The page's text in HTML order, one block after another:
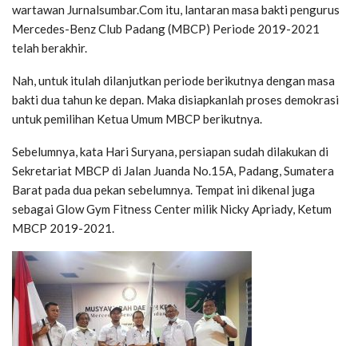
wartawan Jurnalsumbar.Com itu, lantaran masa bakti pengurus
Mercedes-Benz Club Padang (MBCP) Periode 2019-2021
telah berakhir.
Nah, untuk itulah dilanjutkan periode berikutnya dengan masa
bakti dua tahun ke depan. Maka disiapkanlah proses demokrasi
untuk pemilihan Ketua Umum MBCP berikutnya.
Sebelumnya, kata Hari Suryana, persiapan sudah dilakukan di
Sekretariat MBCP di Jalan Juanda No.15A, Padang, Sumatera
Barat pada dua pekan sebelumnya. Tempat ini dikenal juga
sebagai Glow Gym Fitness Center milik Nicky Apriady, Ketum
MBCP 2019-2021.